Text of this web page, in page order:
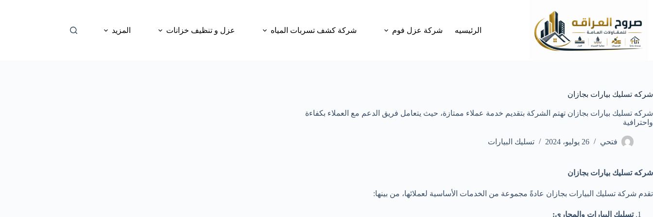
المحتوى
الرئيسيه
شركة عزل فوم شركة كشف تسربات المياه عزل و تنظيف خزانات المزيد
شركه تسليك بيارات بجازان
شركه تسليك بيارات بجازان تهتم الشركة بتقديم خدمة عملاء ممتازة، حيث يتعامل فريق الدعم مع العملاء بكفاءة
واحترافية
فتحي 26 يوليو، 2024 تسليك البيارات
شركه تسليك بيارات بجازان
تقدم شركة تسليك البيارات بجازان عادةً مجموعة من الخدمات الأساسية لعملائها، من بينها:
تسليك البيارات والمجاري: